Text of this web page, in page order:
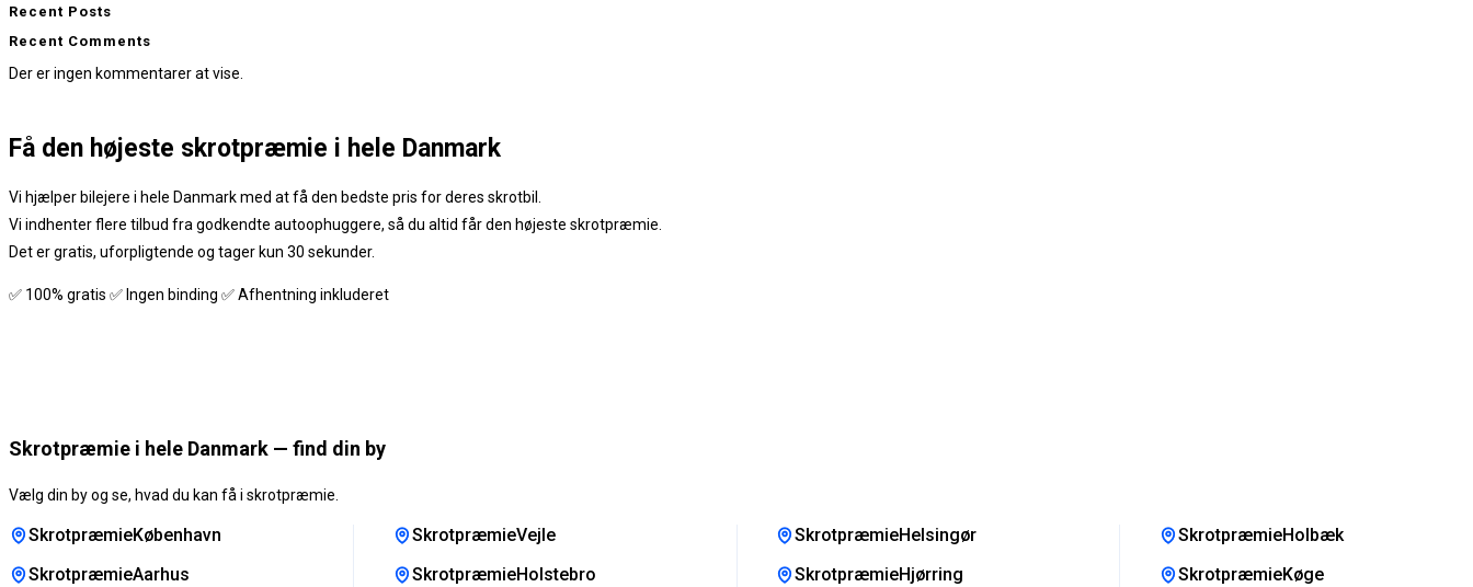
Recent Posts
Recent Comments
Der er ingen kommentarer at vise.
Få den højeste skrotpræmie i hele Danmark
Vi hjælper bilejere i hele Danmark med at få den bedste pris for deres skrotbil.
Vi indhenter flere tilbud fra godkendte autoophuggere, så du altid får den højeste skrotpræmie.
Det er gratis, uforpligtende og tager kun 30 sekunder.
✅ 100% gratis ✅ Ingen binding ✅ Afhentning inkluderet
Skrotpræmie i hele Danmark — find din by
Vælg din by og se, hvad du kan få i skrotpræmie.
SkrotpræmieKøbenhavn
SkrotpræmieAarhus
SkrotpræmieVejle
SkrotpræmieHolstebro
SkrotpræmieHelsingør
SkrotpræmieHjørring
SkrotpræmieHolbæk
SkrotpræmieKøge